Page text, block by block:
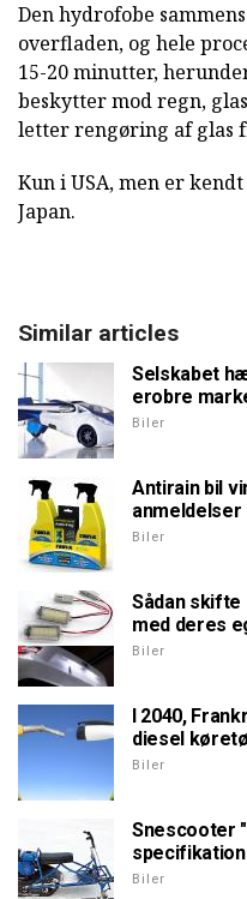
Den hydrofobe
overfladen, og hele
15-20 minutter,
beskytter mod regn,
letter rengøring af glas
Kun i USA, men er
Japan.
Similar articles
Selskabet
erobre
Biler
Antirain bil
anmeldelser
Biler
Sådan
med deres
Biler
I 2040,
diesel
Biler
Snescooter
Biler